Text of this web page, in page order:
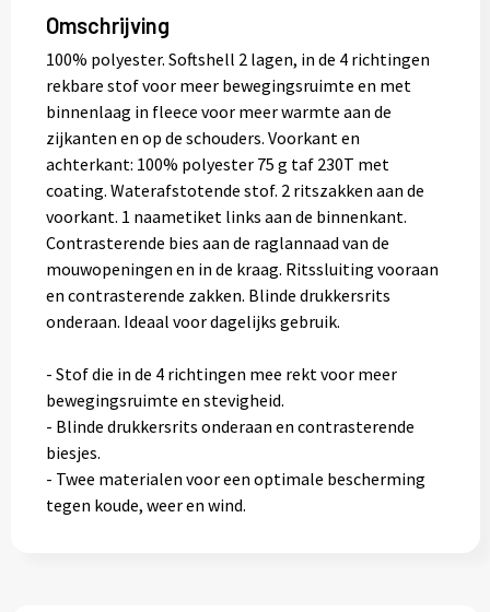
Omschrijving
100% polyester. Softshell 2 lagen, in de 4 richtingen
rekbare stof voor meer bewegingsruimte en met
binnenlaag in fleece voor meer warmte aan de
zijkanten en op de schouders. Voorkant en
achterkant: 100% polyester 75 g taf 230T met
coating. Waterafstotende stof. 2 ritszakken aan de
voorkant. 1 naametiket links aan de binnenkant.
Contrasterende bies aan de raglannaad van de
mouwopeningen en in de kraag. Ritssluiting vooraan
en contrasterende zakken. Blinde drukkersrits
onderaan. Ideaal voor dagelijks gebruik.
- Stof die in de 4 richtingen mee rekt voor meer
bewegingsruimte en stevigheid.
- Blinde drukkersrits onderaan en contrasterende
biesjes.
- Twee materialen voor een optimale bescherming
tegen koude, weer en wind.